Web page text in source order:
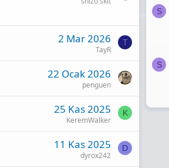
2 Mar 2026
TayR
T
22 Ocak 2026
penguen
25 Kas 2025
KeremWalker
K
11 Kas 2025
dyrox242
D
S
S